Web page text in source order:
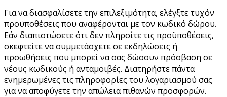
Για να διασφαλίσετε την επιλεξιμότητα, ελέγξτε τυχόν
προϋποθέσεις που αναφέρονται με τον κωδικό δώρου.
Εάν διαπιστώσετε ότι δεν πληροίτε τις προϋποθέσεις,
σκεφτείτε να συμμετάσχετε σε εκδηλώσεις ή
προωθήσεις που μπορεί να σας δώσουν πρόσβαση σε
νέους κωδικούς ή ανταμοιβές. Διατηρήστε πάντα
ενημερωμένες τις πληροφορίες του λογαριασμού σας
για να αποφύγετε την απώλεια πιθανών προσφορών.